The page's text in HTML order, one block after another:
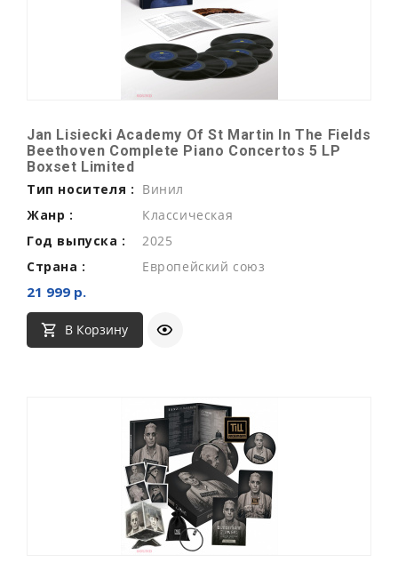
Jan Lisiecki Academy Of St Martin In The Fields
Beethoven Complete Piano Concertos 5 LP
Boxset Limited
Тип носителя : Винил
Жанр :
Классическая
Год выпуска :
2025
Страна :
Европейский союз
21 999 р.
В Корзину